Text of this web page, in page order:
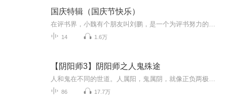
国庆特辑（国庆节快乐）
14 1.6万
【阴阳师3】阴阳师之人鬼殊途
86 17.7万